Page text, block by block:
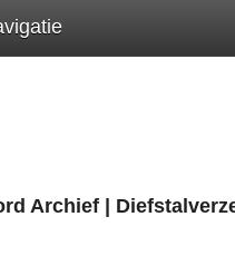
Archief |